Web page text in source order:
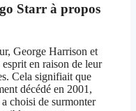
Starr à propos
George Harrison et
en raison de leur
Cela signifiait que
décédé en 2001,
choisi de surmonter